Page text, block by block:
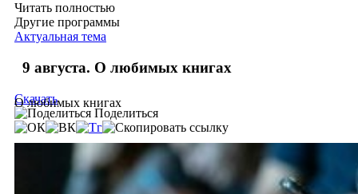
Читать полностью
Другие программы
Актуальная тема
9 августа. О любимых книгах
О любимых книгах
Скачать
Поделиться